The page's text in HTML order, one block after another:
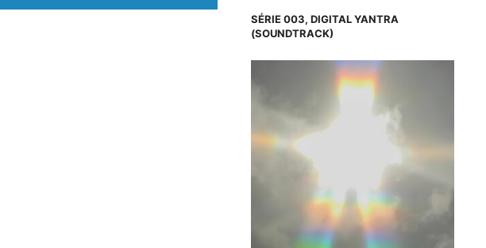
SÉRIE 003, DIGITAL YANTRA
(SOUNDTRACK)